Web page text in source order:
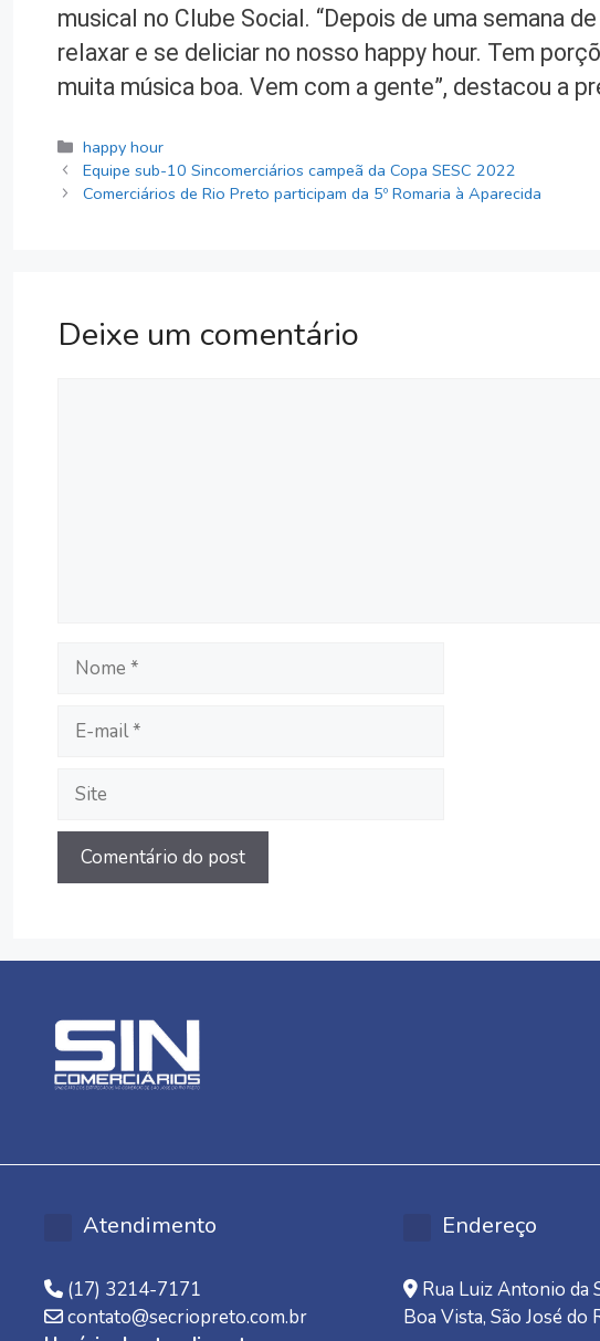
musical no Clube Social. “Depois de uma semana
relaxar e se deliciar no nosso happy hour. Tem
muita música boa. Vem com a gente”, destacou a
Categorias
happy hour
Equipe sub-10 Sincomerciários campeã da Copa SESC 2022
Comerciários de Rio Preto participam da 5º Romaria à Aparecida
Deixe um comentário
Nome
mail
Site
Atendimento
(17) 3214-7171
contato@secriopreto.com.br
Endereço
Rua Luiz Antonio da
Boa Vista, São José do